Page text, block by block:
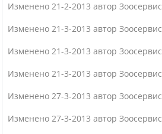
Изменено 21-2-2013 автор Зоосервис
Изменено 21-3-2013 автор Зоосервис
Изменено 21-3-2013 автор Зоосервис
Изменено 21-3-2013 автор Зоосервис
Изменено 27-3-2013 автор Зоосервис
Изменено 27-3-2013 автор Зоосервис